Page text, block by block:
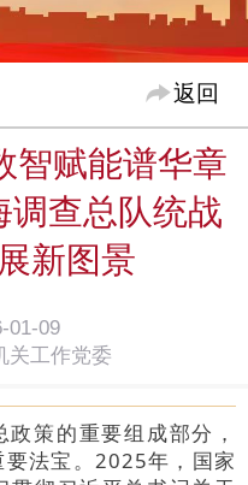
返回
智赋能谱华章
调查总队统战
新图景
01-09
关工作党委
策的重要组成部分，
法宝。2025年，国家